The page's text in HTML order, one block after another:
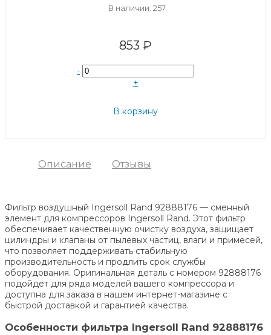
В наличии: 257
853 ₽
-
+
В корзину
Описание Отзывы
Фильтр воздушный Ingersoll Rand 92888176 — сменный
элемент для компрессоров Ingersoll Rand. Этот фильтр
обеспечивает качественную очистку воздуха, защищает
цилиндры и клапаны от пылевых частиц, влаги и примесей,
что позволяет поддерживать стабильную
производительность и продлить срок службы
оборудования. Оригинальная деталь с номером 92888176
подойдет для ряда моделей вашего компрессора и
доступна для заказа в нашем интернет-магазине с
быстрой доставкой и гарантией качества.
Особенности фильтра Ingersoll Rand 92888176